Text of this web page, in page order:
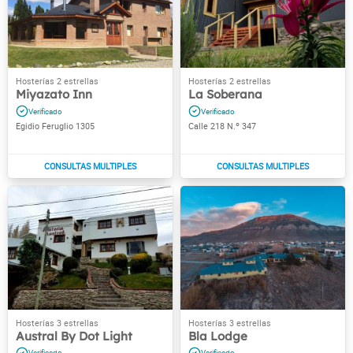
Miyazato Inn
Egidio Feruglio 1305
La Soberana
Calle 218 N.º 347
Austral By Dot Light Bla Lodge